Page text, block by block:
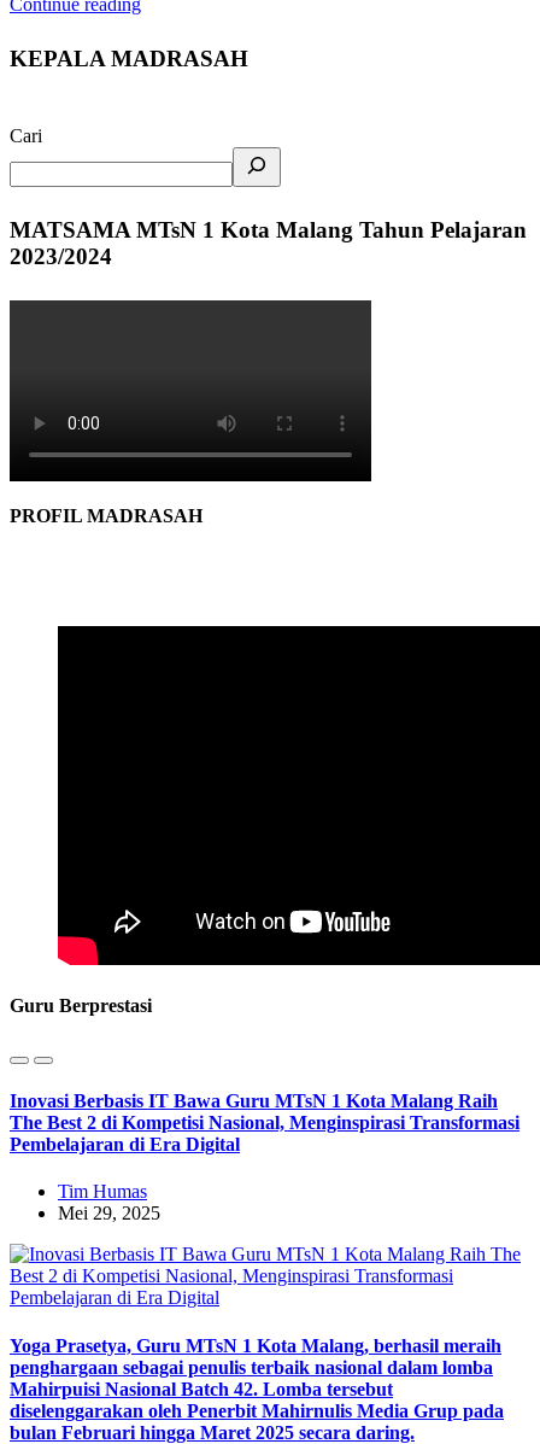
Continue reading
KEPALA MADRASAH
Cari
MATSAMA MTsN 1 Kota Malang Tahun Pelajaran
2023/2024
PROFIL MADRASAH
Guru Berprestasi
Inovasi Berbasis IT Bawa Guru MTsN 1 Kota Malang Raih
The Best 2 di Kompetisi Nasional, Menginspirasi Transformasi
Pembelajaran di Era Digital
Tim Humas
Mei 29, 2025
Yoga Prasetya, Guru MTsN 1 Kota Malang, berhasil meraih
penghargaan sebagai penulis terbaik nasional dalam lomba
Mahirpuisi Nasional Batch 42. Lomba tersebut
diselenggarakan oleh Penerbit Mahirnulis Media Grup pada
bulan Februari hingga Maret 2025 secara daring.